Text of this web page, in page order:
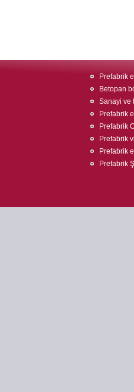
Prefabrik
Betopan
Sanayi ve
Prefabrik
Prefabrik
Prefabrik
Prefabrik
Prefabrik